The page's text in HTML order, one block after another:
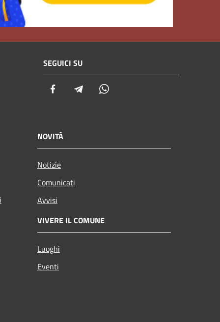
SEGUICI SU
Facebook Telegram
NOVITÀ
Notizie
Comunicati
Avvisi
VIVERE IL COMUNE
Luoghi
Eventi